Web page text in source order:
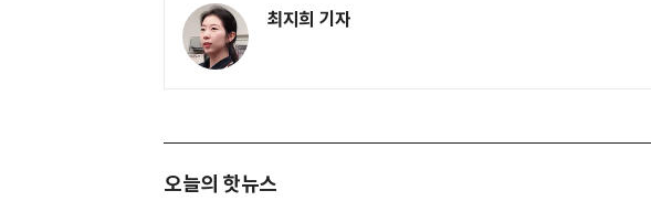
최지희 기자
오늘의 핫뉴스